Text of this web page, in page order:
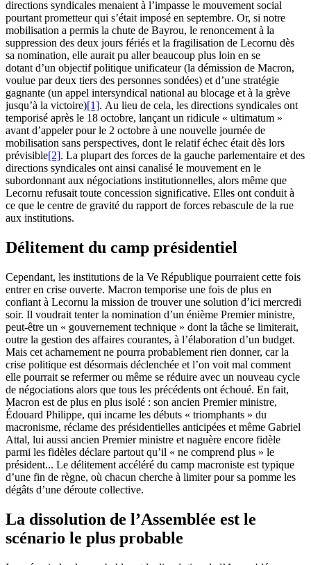
directions syndicales menaient à l’impasse le mouvement social
pourtant prometteur qui s’était imposé en septembre. Or, si notre
mobilisation a permis la chute de Bayrou, le renoncement à la
suppression des deux jours fériés et la fragilisation de Lecornu dès
sa nomination, elle aurait pu aller beaucoup plus loin en se
dotant d’un objectif politique unificateur (la démission de Macron,
voulue par deux tiers des personnes sondées) et d’une stratégie
gagnante (un appel intersyndical national au blocage et à la grève
jusqu’à la victoire)[1]. Au lieu de cela, les directions syndicales ont
temporisé après le 18 octobre, lançant un ridicule « ultimatum »
avant d’appeler pour le 2 octobre à une nouvelle journée de
mobilisation sans perspectives, dont le relatif échec était dès lors
prévisible[2]. La plupart des forces de la gauche parlementaire et des
directions syndicales ont ainsi canalisé le mouvement en le
subordonnant aux négociations institutionnelles, alors même que
Lecornu refusait toute concession significative. Elles ont conduit à
ce que le centre de gravité du rapport de forces rebascule de la rue
aux institutions.
Délitement du camp présidentiel
Cependant, les institutions de la Ve République pourraient cette fois
entrer en crise ouverte. Macron temporise une fois de plus en
confiant à Lecornu la mission de trouver une solution d’ici mercredi
soir. Il voudrait tenter la nomination d’un énième Premier ministre,
peut-être un « gouvernement technique » dont la tâche se limiterait,
outre la gestion des affaires courantes, à l’élaboration d’un budget.
Mais cet acharnement ne pourra probablement rien donner, car la
crise politique est désormais déclenchée et l’on voit mal comment
elle pourrait se refermer ou même se réduire avec un nouveau cycle
de négociations alors que tous les précédents ont échoué. En fait,
Macron est de plus en plus isolé : son ancien Premier ministre,
Édouard Philippe, qui incarne les débuts « triomphants » du
macronisme, réclame des présidentielles anticipées et même Gabriel
Attal, lui aussi ancien Premier ministre et naguère encore fidèle
parmi les fidèles déclare partout qu’il « ne comprend plus » le
président... Le délitement accéléré du camp macroniste est typique
d’une fin de règne, où chacun cherche à limiter pour sa pomme les
dégâts d’une déroute collective.
La dissolution de l’Assemblée est le
scénario le plus probable